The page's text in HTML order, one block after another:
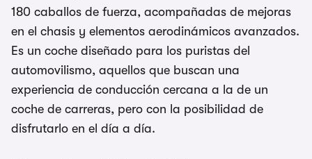
180 caballos de fuerza, acompañadas de mejoras
en el chasis y elementos aerodinámicos avanzados.
Es un coche diseñado para los puristas del
automovilismo, aquellos que buscan una
experiencia de conducción cercana a la de un
coche de carreras, pero con la posibilidad de
disfrutarlo en el día a día.